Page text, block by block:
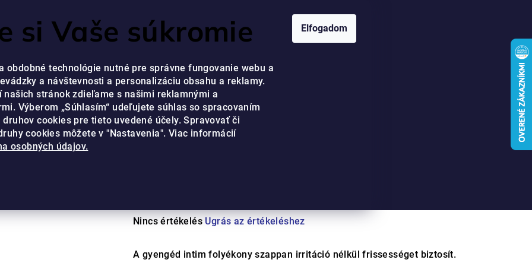
si Vaše súkromie
obdobné technológie nutné pre správne fungovanie webu a
a návštevnosti a personalizáciu obsahu a reklamy.
stránok zdieľame s našimi reklamnými a
Výberom „Súhlasím“ udeľujete súhlas so spracovaním
cookies pre tieto uvedené účely. Spravovať či
cookies môžete v "Nastavenia". Viac informácií
osobných údajov.
Elfogadom
/ INTIM FOLYÉKONY SZAPPAN SENSITIVE
A
átlagos
értékelése
Nincs értékelés Ugrás az értékeléshez
A gyengéd intim folyékony szappan irritáció nélkül frissességet biztosít.